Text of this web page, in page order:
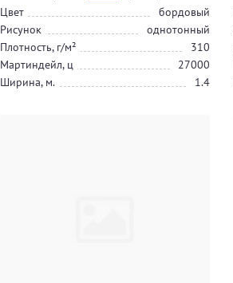
Цвет
бордовый
Рисунок
однотонный
Плотность, г/м²
310
Мартиндейл, ц
27000
Ширина, м.
1.4